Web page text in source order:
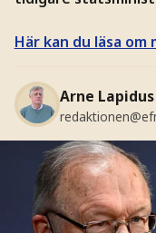
Här kan du läsa
Arne Lapidus